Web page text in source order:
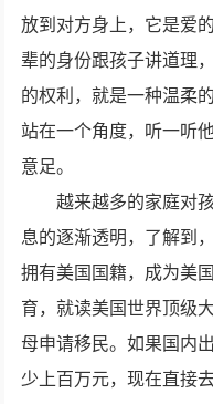
放到对方身上，它是爱
辈的身份跟孩子讲道理
的权利，就是一种温柔
站在一个角度，听一听
意足。
越来越多的家庭对
息的逐渐透明，了解到
拥有美国国籍，成为美
育，就读美国世界顶级
母申请移民。如果国内
少上百万元，现在直接